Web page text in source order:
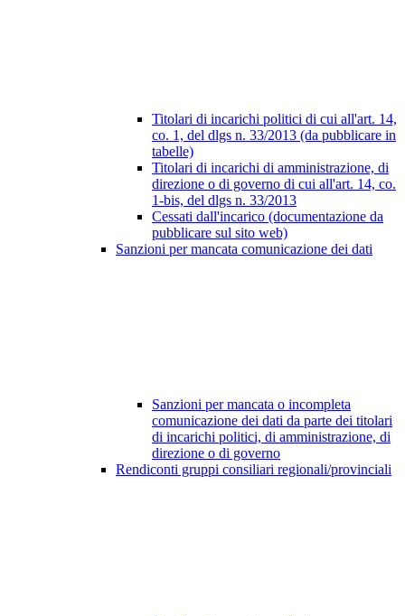
Titolari di incarichi politici di cui all'art. 14,
co. 1, del dlgs n. 33/2013 (da pubblicare in
tabelle)
Titolari di incarichi di amministrazione, di
direzione o di governo di cui all'art. 14, co.
1-bis, del dlgs n. 33/2013
Cessati dall'incarico (documentazione da
pubblicare sul sito web)
Sanzioni per mancata comunicazione dei dati
Sanzioni per mancata o incompleta
comunicazione dei dati da parte dei titolari
di incarichi politici, di amministrazione, di
direzione o di governo
Rendiconti gruppi consiliari regionali/provinciali